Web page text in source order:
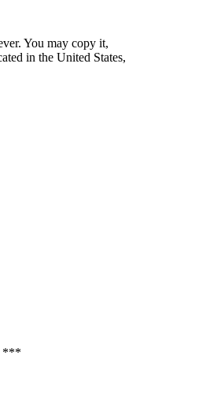
You may copy it,
in the United States,
***